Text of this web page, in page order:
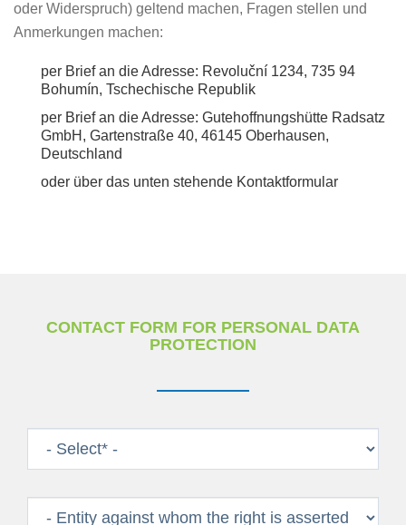
oder Widerspruch) geltend machen, Fragen stellen und
Anmerkungen machen:
per Brief an die Adresse: Revoluční 1234, 735 94
Bohumín, Tschechische Republik
per Brief an die Adresse: Gutehoffnungshütte Radsatz
GmbH, Gartenstraße 40, 46145 Oberhausen,
Deutschland
oder über das unten stehende Kontaktformular
CONTACT FORM FOR PERSONAL DATA
PROTECTION